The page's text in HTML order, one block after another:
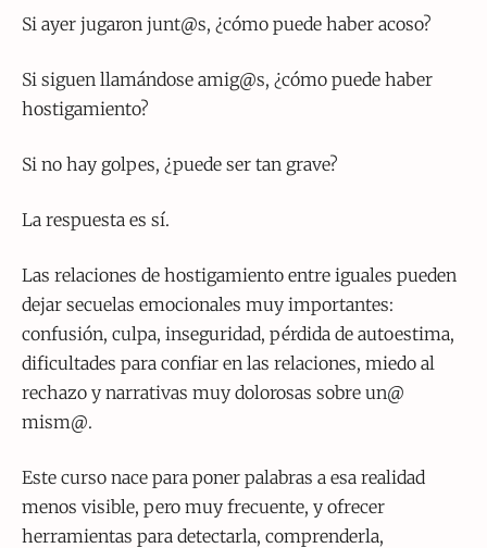
Si ayer jugaron junt@s, ¿cómo puede haber acoso?
Si siguen llamándose amig@s, ¿cómo puede haber
hostigamiento?
Si no hay golpes, ¿puede ser tan grave?
La respuesta es sí.
Las relaciones de hostigamiento entre iguales pueden
dejar secuelas emocionales muy importantes:
confusión, culpa, inseguridad, pérdida de autoestima,
dificultades para confiar en las relaciones, miedo al
rechazo y narrativas muy dolorosas sobre un@
mism@.
Este curso nace para poner palabras a esa realidad
menos visible, pero muy frecuente, y ofrecer
herramientas para detectarla, comprenderla,